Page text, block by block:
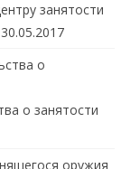
занятости
30.05.2017
о занятости